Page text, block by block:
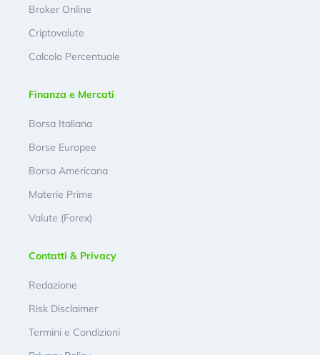
Broker Online
Criptovalute
Calcolo Percentuale
Finanza e Mercati
Borsa Italiana
Borse Europee
Borsa Americana
Materie Prime
Valute (Forex)
Contatti & Privacy
Redazione
Risk Disclaimer
Termini e Condizioni